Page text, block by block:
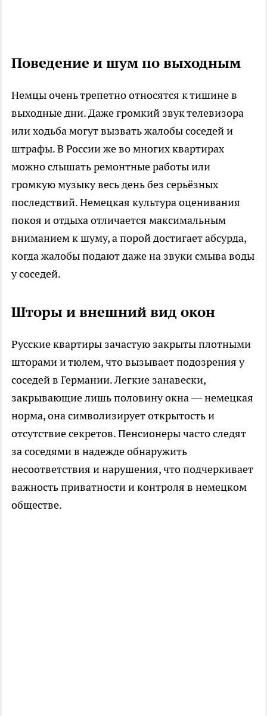
Поведение и шум по выходным
Немцы очень трепетно относятся к тишине в
выходные дни. Даже громкий звук телевизора
или ходьба могут вызвать жалобы соседей и
штрафы. В России же во многих квартирах
можно слышать ремонтные работы или
громкую музыку весь день без серьёзных
последствий. Немецкая культура оценивания
покоя и отдыха отличается максимальным
вниманием к шуму, а порой достигает абсурда,
когда жалобы подают даже на звуки смыва воды
у соседей.
Шторы и внешний вид окон
Русские квартиры зачастую закрыты плотными
шторами и тюлем, что вызывает подозрения у
соседей в Германии. Легкие занавески,
закрывающие лишь половину окна — немецкая
норма, она символизирует открытость и
отсутствие секретов. Пенсионеры часто следят
за соседями в надежде обнаружить
несоответствия и нарушения, что подчеркивает
важность приватности и контроля в немецком
обществе.